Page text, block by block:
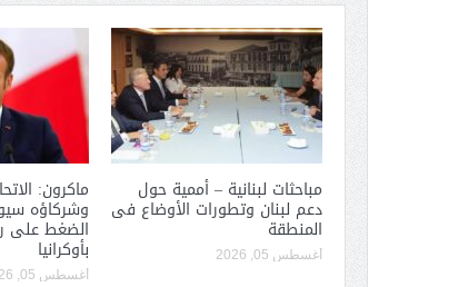
مباحثات لبنانية – أممية حول
دعم لبنان وتطورات الأوضاع فى
المنطقة
أغسطس 05, 2026
ماكرون:
وشركاؤه
الضغط على
بأوكرانيا
أغسطس 05, 2026